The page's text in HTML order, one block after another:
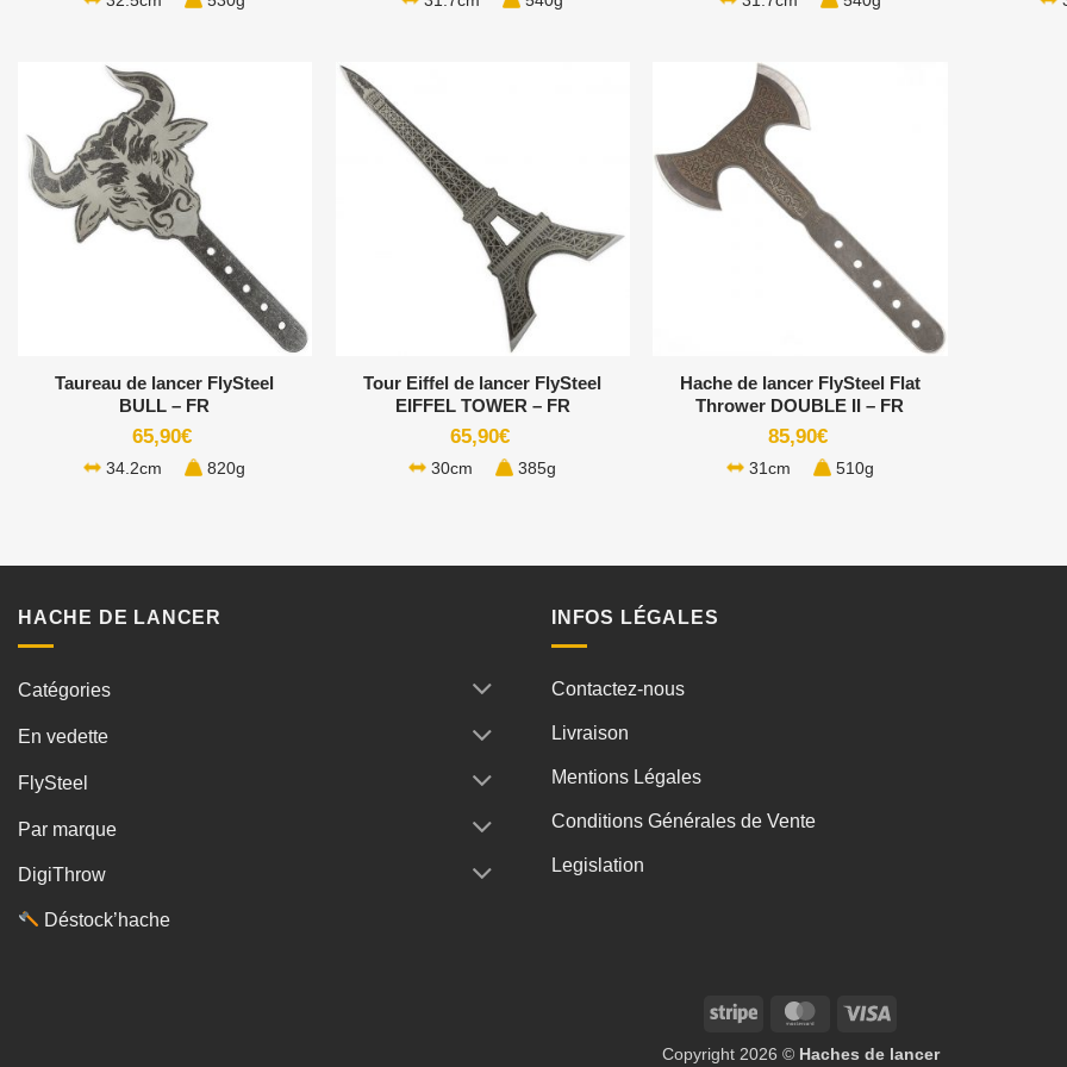
Taureau de lancer FlySteel
BULL – FR
65,90€
34.2cm 820g
Tour Eiffel de lancer FlySteel
EIFFEL TOWER – FR
65,90€
30cm 385g
Hache de lancer FlySteel Flat
Thrower DOUBLE II – FR
85,90€
31cm 510g
HACHE DE LANCER
Catégories
En vedette
FlySteel
Par marque
DigiThrow
Déstock’hache
INFOS LÉGALES
Contactez-nous
Livraison
Mentions Légales
Conditions Générales de Vente
Legislation
Stripe MasterCard
Copyright 2026 © Haches de lancer